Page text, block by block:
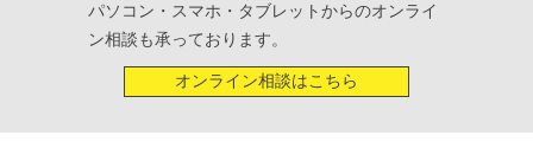
パソコン・スマホ・タブレットからのオンライ
ン相談も承っております。
オンライン相談はこちら